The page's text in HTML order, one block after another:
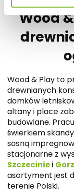
Wood
Wood & Play to
drewnianych
domków
altany i place
budowlane.
świerkiem
sosną
stacjonarne z
Szczeciniei
asortyment jest
terenie Polski.